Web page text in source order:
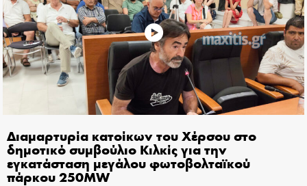
Διαμαρτυρία κατοίκων του Χέρσου στο
δημοτικό συμβούλιο Κιλκίς για την
εγκατάσταση μεγάλου φωτοβολταϊκού
πάρκου 250MW